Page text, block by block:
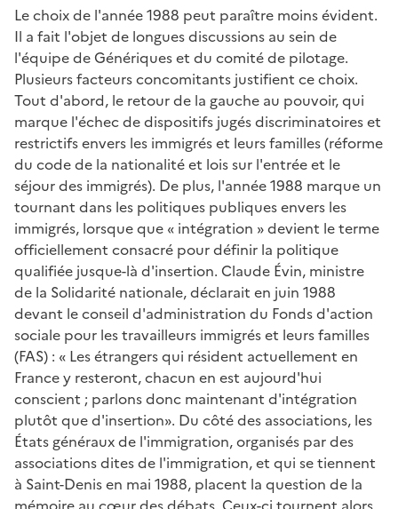
Le choix de l'année 1988 peut paraître moins évident.
Il a fait l'objet de longues discussions au sein de
l'équipe de Génériques et du comité de pilotage.
Plusieurs facteurs concomitants justifient ce choix.
Tout d'abord, le retour de la gauche au pouvoir, qui
marque l'échec de dispositifs jugés discriminatoires et
restrictifs envers les immigrés et leurs familles (réforme
du code de la nationalité et lois sur l'entrée et le
séjour des immigrés). De plus, l'année 1988 marque un
tournant dans les politiques publiques envers les
immigrés, lorsque que « intégration » devient le terme
officiellement consacré pour définir la politique
qualifiée jusque-là d'insertion. Claude Évin, ministre
de la Solidarité nationale, déclarait en juin 1988
devant le conseil d'administration du Fonds d'action
sociale pour les travailleurs immigrés et leurs familles
(FAS) : « Les étrangers qui résident actuellement en
France y resteront, chacun en est aujourd'hui
conscient ; parlons donc maintenant d'intégration
plutôt que d'insertion». Du côté des associations, les
États généraux de l'immigration, organisés par des
associations dites de l'immigration, et qui se tiennent
à Saint-Denis en mai 1988, placent la question de la